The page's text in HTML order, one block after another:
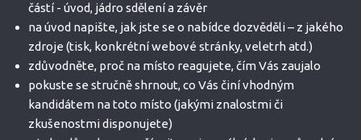
částí - úvod, jádro sdělení a závěr
na úvod napište, jak jste se o nabídce dozvěděli – z jakého
zdroje (tisk, konkrétní webové stránky, veletrh atd.)
zdůvodněte, proč na místo reagujete, čím Vás zaujalo
pokuste se stručně shrnout, co Vás činí vhodným
kandidátem na toto místo (jakými znalostmi či
zkušenostmi disponujete)